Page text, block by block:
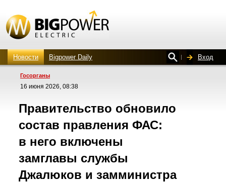
Новости Bigpower Daily Вход
Госорганы
16 июня 2026, 08:38
Правительство обновило
состав правления ФАС:
в него включены
замглавы службы
Джалюков и замминистра